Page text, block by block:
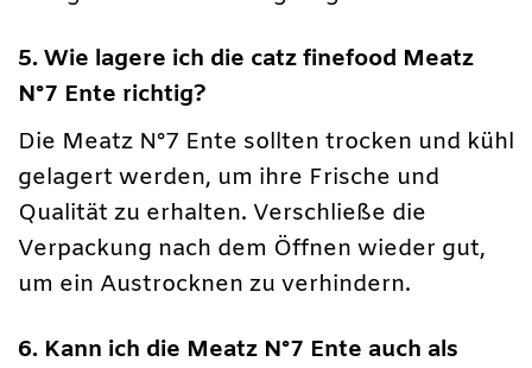
5. Wie lagere ich die catz finefood Meatz
N°7 Ente richtig?
Die Meatz N°7 Ente sollten trocken und kühl
gelagert werden, um ihre Frische und
Qualität zu erhalten. Verschließe die
Verpackung nach dem Öffnen wieder gut,
um ein Austrocknen zu verhindern.
6. Kann ich die Meatz N°7 Ente auch als